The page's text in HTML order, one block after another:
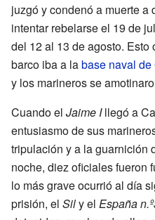
juzgó y condenó a muerte
intentar rebelarse el 19 de
del 12 al 13 de agosto. Esto
barco iba a labase naval
y los marineros se
Cuando el Jaime Illegó a
entusiasmo de sus
tripulación y a la guarnición
noche, diez oficiales fueron
lo más grave ocurrió al día
prisión, el Sily el España